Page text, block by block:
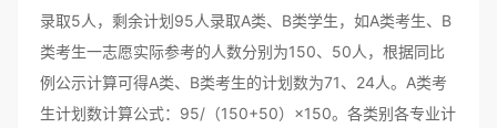
录取5人，剩余计划95人录取A类、B类学生，如A类考生、B
类考生一志愿实际参考的人数分别为150、50人，根据同比
例公示计算可得A类、B类考生的计划数为71、24人。A类考
生计划数计算公式：95/（150+50）×150。各类别各专业计